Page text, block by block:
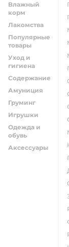
Влажный
корм
Лакомства
Популярные
товары
Уход и
гигиена
Содержание
Амуниция
Груминг
Игрушки
Одежда и
обувь
Аксессуары